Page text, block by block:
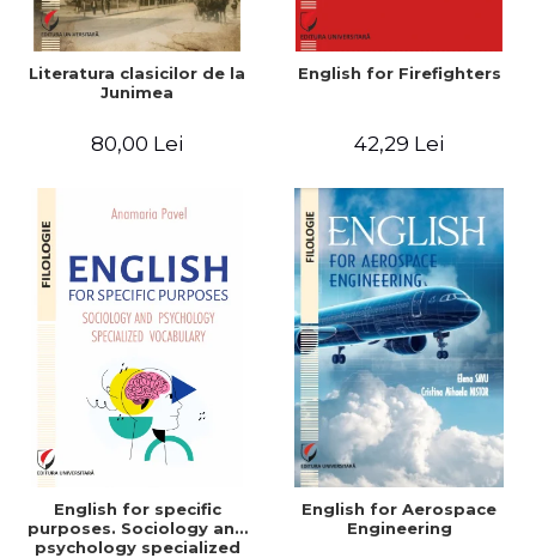
Literatura clasicilor de la
Junimea
80,00 Lei
English for Firefighters
42,29 Lei
English for specific
purposes. Sociology and
psychology specialized
English for Aerospace
Engineering